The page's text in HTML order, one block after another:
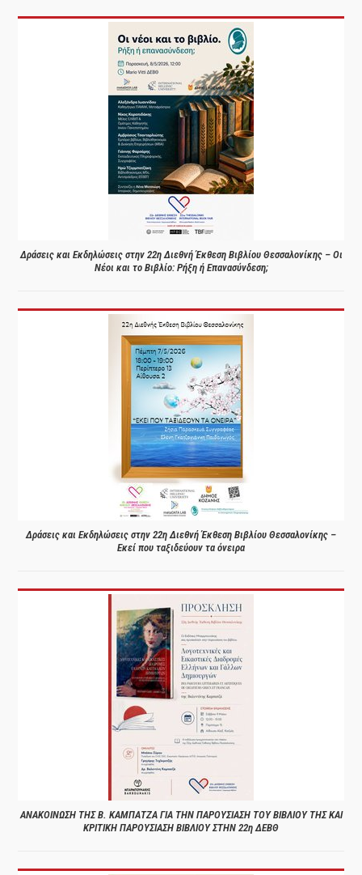
Δράσεις και Εκδηλώσεις στην 22η Διεθνή Έκθεση Βιβλίου Θεσσαλονίκης – Οι
Νέοι και το Βιβλίο: Ρήξη ή Επανασύνδεση;
Δράσεις και Εκδηλώσεις στην 22η Διεθνή Έκθεση Βιβλίου Θεσσαλονίκης –
Εκεί που ταξιδεύουν τα όνειρα
ΑΝΑΚΟΙΝΩΣΗ ΤΗΣ Β. ΚΑΜΠΑΤΖΑ ΓΙΑ ΤΗΝ ΠΑΡΟΥΣΙΑΣΗ ΤΟΥ ΒΙΒΛΙΟΥ ΤΗΣ ΚΑΙ
ΚΡΙΤΙΚΗ ΠΑΡΟΥΣΙΑΣΗ ΒΙΒΛΙΟΥ ΣΤΗΝ 22η ΔΕΒΘ